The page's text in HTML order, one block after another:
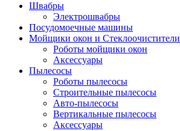
Швабры
Электрошвабры
Посудомоечные машины
Мойщики окон и Стеклоочистители
Роботы мойщики окон
Аксессуары
Пылесосы
Роботы пылесосы
Строительные пылесосы
Авто-пылесосы
Вертикальные пылесосы
Аксессуары